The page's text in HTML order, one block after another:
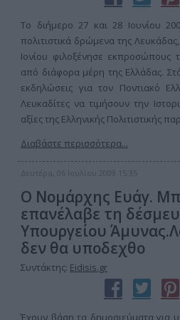
Το διήμερο 27 και 28 Ιουνίου
πολιτιστικά δρώμενα της
Ιονίου φιλοξένησε εκπροσώπους
από διάφορα μέρη της Ελλάδας.
εκδηλώσεις για τον Ποντιακό
Λευκαδίτες να τιμήσουν την
αξίες της Ελληνικής Πολιτιστικής
Διαβάστε περισσότερα...
Δευτέρα, 06 Ιουλίου 2009 15:35
Ο Νομάρχης Ευάγ.
επανέλαβε τη
Υπουργείου
δεν θα υποδεχθο
Συντάκτης: Eidisis.gr
Έχουν βάση τα δημοσιεύματα για